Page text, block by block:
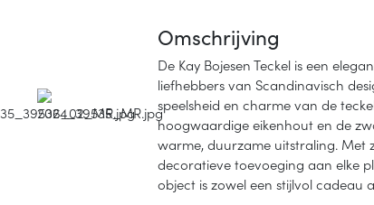
Omschrijving
De Kay Bojesen Teckel is een
liefhebbers van Scandinavisch
speelsheid en charme van de
hoogwaardige eikenhout en de
warme, duurzame uitstraling. Met
decoratieve toevoeging aan elke
object is zowel een stijlvol cadeau